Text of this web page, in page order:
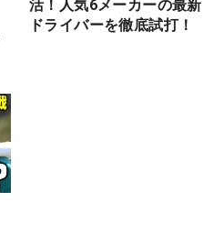
活！人気6メーカーの最新
ドライバーを徹底試打！